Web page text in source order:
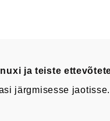
ja teiste
järgmisesse jaotisse.